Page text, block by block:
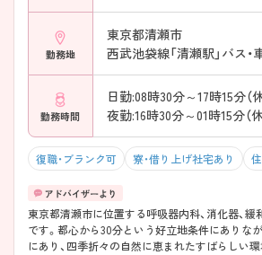
勤務地
東京都清瀬市
西武池袋線「清瀬駅」バス・
勤務時間
日勤:08時30分～17時15分（
夜勤:16時30分～01時15分（
復職・ブランク可 寮・借り上げ社宅あり
東京都清瀬市に位置する呼吸器内科、消化器、
です。都心から30分という好立地条件にありな
にあり、四季折々の自然に恵まれたすばらしい